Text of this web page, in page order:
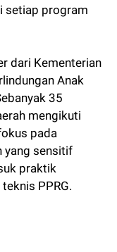
setiap program
dari Kementerian
Anak
35
mengikuti
pada
yang sensitif
praktik
PPRG.